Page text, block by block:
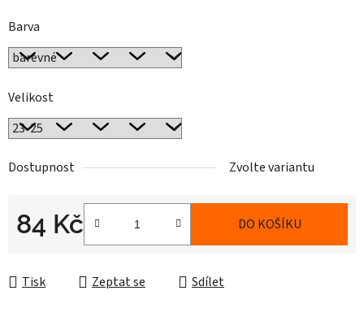
Barva
Velikost
Dostupnost Zvolte variantu
84 Kč DO KOŠÍKU
Tisk Zeptat se Sdílet